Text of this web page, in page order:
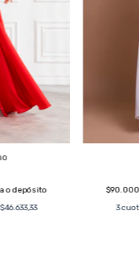
o depósito
$46.633,33
3